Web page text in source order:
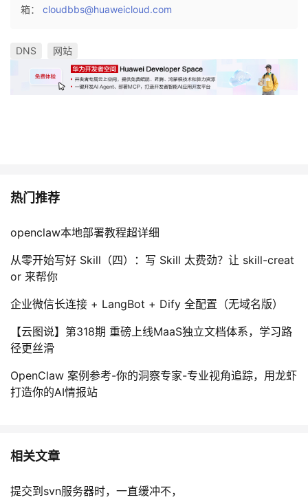
箱： cloudbbs@huaweicloud.com
DNS 网站
热门推荐
openclaw本地部署教程超详细
从零开始写好 Skill（四）：写 Skill 太费劲？让 skill-creat
or 来帮你
企业微信长连接 + LangBot + Dify 全配置（无域名版）
【云图说】第318期 重磅上线MaaS独立文档体系，学习路
径更丝滑
OpenClaw 案例参考-你的洞察专家-专业视角追踪，用龙虾
打造你的AI情报站
相关文章
提交到svn服务器时，一直缓冲不，